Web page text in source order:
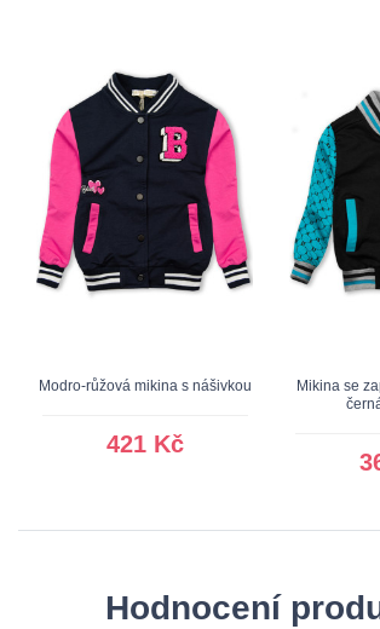
Modro-růžová mikina s nášivkou
421 Kč
Mikina se
Hodnocení